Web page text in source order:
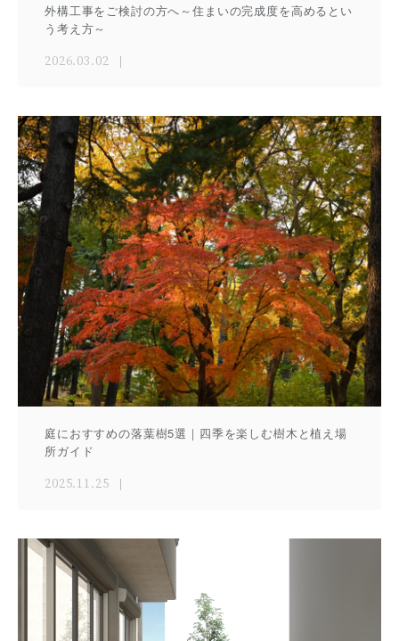
外構工事をご検討の方へ～住まいの完成度を高めるとい
う考え方～
2026.03.02
庭におすすめの落葉樹5選｜四季を楽しむ樹木と植え場
所ガイド
2025.11.25